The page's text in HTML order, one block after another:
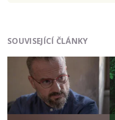
údajů.
SOUVISEJÍCÍ ČLÁNKY